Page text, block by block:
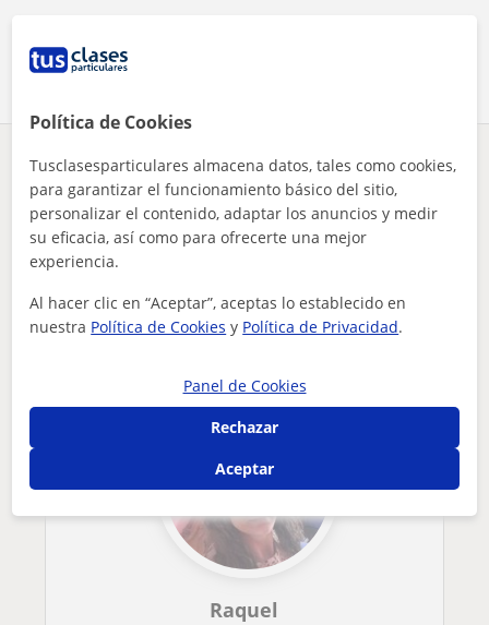
¿Hay algún error en este perfil?Cuéntanos
Tus clases particulares Matemáticas
Ciudad Real
maestro de educación infantil
Otros profesores de Matemáticas en
Ciudad Real que pueden interesarte
Raquel
Política de Cookies
Tusclasesparticulares almacena datos, tales como cookies,
para garantizar el funcionamiento básico del sitio,
personalizar el contenido, adaptar los anuncios y medir
su eficacia, así como para ofrecerte una mejor
experiencia.
Al hacer clic en “Aceptar”, aceptas lo establecido en
nuestra Política de Cookies y Política de Privacidad.
Panel de Cookies
Rechazar
Aceptar